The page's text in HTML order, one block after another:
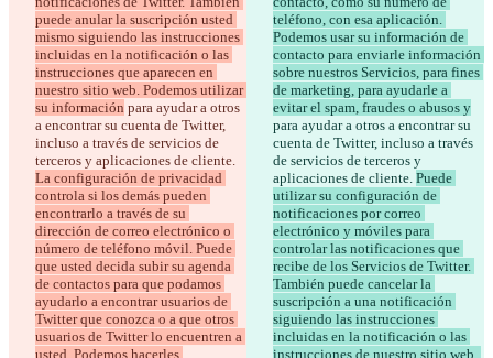
puede anular la suscripción usted
mismo siguiendo las instrucciones
incluidas en la notificación o las
instrucciones que aparecen en
nuestro sitio web. Podemos utilizar
su información para ayudar a otros
a encontrar su cuenta de Twitter,
incluso a través de servicios de
terceros y aplicaciones de cliente.
La configuración de privacidad
controla si los demás pueden
encontrarlo a través de su
dirección de correo electrónico o
número de teléfono móvil. Puede
que usted decida subir su agenda
de contactos para que podamos
ayudarlo a encontrar usuarios de
Twitter que conozca o a que otros
usuarios de Twitter lo encuentren a
usted. Podemos hacerles
teléfono, con esa aplicación.
Podemos usar su información de
contacto para enviarle información
sobre nuestros Servicios, para fines
de marketing, para ayudarle a
evitar el spam, fraudes o abusos y
para ayudar a otros a encontrar su
cuenta de Twitter, incluso a través
de servicios de terceros y
aplicaciones de cliente. Puede
utilizar su configuración de
notificaciones por correo
electrónico y móviles para
controlar las notificaciones que
recibe de los Servicios de Twitter.
También puede cancelar la
suscripción a una notificación
siguiendo las instrucciones
incluidas en la notificación o las
instrucciones de nuestro sitio web.